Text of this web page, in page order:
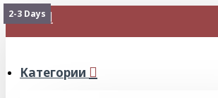
МЕНЮ
Категории
2-3 Days